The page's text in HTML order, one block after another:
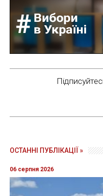
ОСТАННІ ПУБЛІКАЦІЇ »
06 серпня 2026